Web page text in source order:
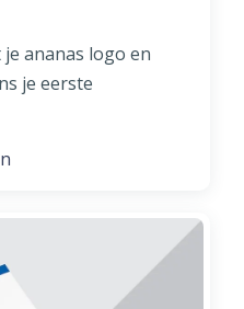
ananas logo en
je eerste